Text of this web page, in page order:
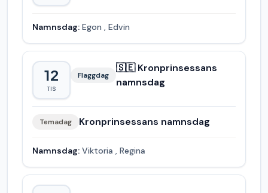
Namnsdag: Egon , Edvin
12
TIS
Flaggdag
🇸🇪 Kronprinsessans
namnsdag
Temadag Kronprinsessans namnsdag
Namnsdag: Viktoria , Regina